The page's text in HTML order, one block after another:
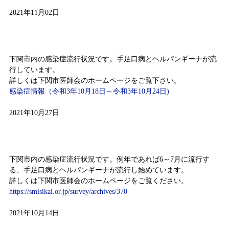
2021年11月02日
下関市内の感染症流行状況です。手足口病とヘルパンギーナが流
行しています。
詳しくは下関市医師会のホームページをご覧下さい。
感染症情報（令和3年10月18日～令和3年10月24日)
2021年10月27日
下関市内の感染症流行状況です。例年であれば6～7月に流行す
る、手足口病とヘルパンギーナが流行し始めています。
詳しくは下関市医師会のホームページをご覧ください。
https://smisikai.or.jp/survey/archives/370
2021年10月14日